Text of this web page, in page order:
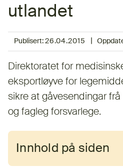
utlandet
Publisert: 26.04.2015
Direktoratet for
eksportløyve for
sikre at gåvesendingar
og fagleg forsvarlege.
Innhold på siden